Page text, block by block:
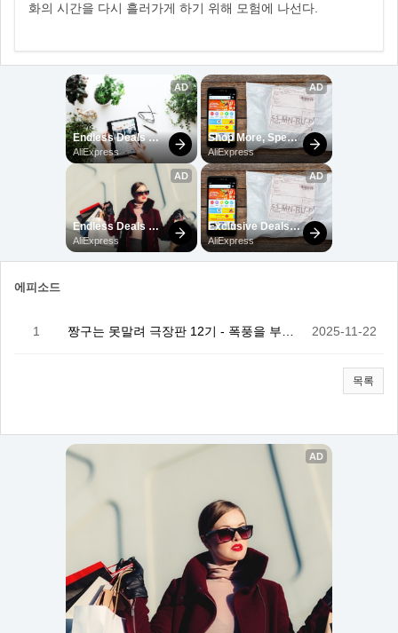
화의 시간을 다시 흘러가게 하기 위해 모험에 나선다.
에피소드
1 2025-11-22
목록